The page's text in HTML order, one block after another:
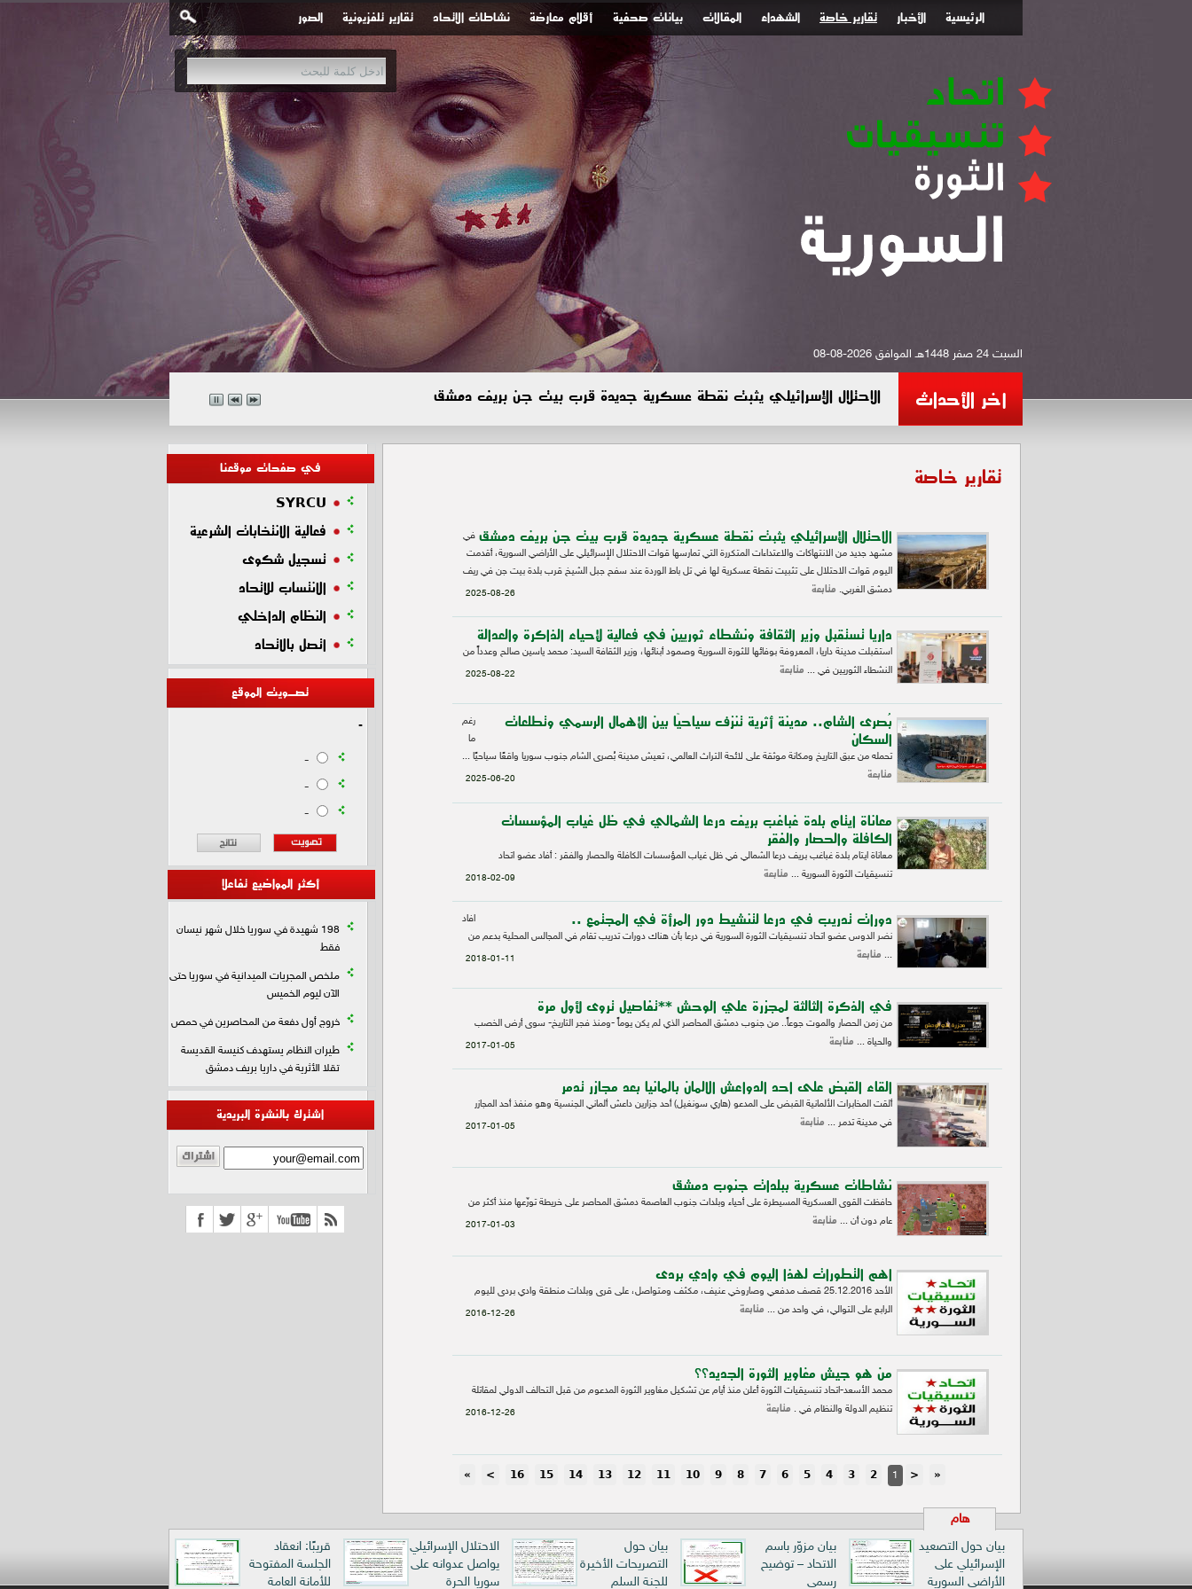
الرئيسية الأخبار تقارير خاصة الشهداء المقالات بيانات صحفية أقلام معارضة نشاطات الاتحاد تقارير تلفزيونية الصور
السبت 24 صفر 1448هـ الموافق 2026-08-08
آخر الأحداث الاحتلال الإسرائيلي يثبت نقطة عسكرية جديدة قرب بيت جن بريف دمشق
تقارير خاصة
الاحتلال الإسرائيلي يثبت نقطة عسكرية جديدة قرب بيت جن بريف دمشق في
مشهد جديد من الانتهاكات والاعتداءات المتكررة التي تمارسها قوات الاحتلال الإسرائيلي على الأراضي السورية، أقدمت
اليوم قوات الاحتلال على تثبيت نقطة عسكرية لها في تل باط الوردة عند سفح جبل الشيخ قرب بلدة بيت جن في ريف
دمشق الغربي. متابعة 2025-08-26
داريا تستقبل وزير الثقافة ونشطاء ثوريين في فعالية لإحياء الذاكرة والعدالة
استقبلت مدينة داريا، المعروفة بوفائها للثورة السورية وصمود أبنائها، وزير الثقافة السيد: محمد ياسين صالح وعدداً من
النشطاء الثوريين في ... متابعة 2025-08-22
بُصرى الشام.. مدينة أثرية تنزف سياحيًا بين الإهمال الرسمي وتطلعات
السكان
رغم
ما
تحمله من عبق التاريخ ومكانة موثقة على لائحة التراث العالمي، تعيش مدينة بُصرى الشام جنوب سوريا واقعًا سياحيًا ...
متابعة 2025-06-20
معاناة ايتام بلدة غباغب بريف درعا الشمالي في ظل غياب المؤسسات
الكافلة والحصار والفقر
معاناة ايتام بلدة غباغب بريف درعا الشمالي في ظل غياب المؤسسات الكافلة والحصار والفقر : أفاد عضو اتحاد
تنسيقيات الثورة السورية ... متابعة 2018-02-09
دورات تدريب في درعا لتنشيط دور المرأة في المجتمع ..
افاد
نضر الدوس عضو اتحاد تنسيقيات الثورة السورية في درعا بأن هناك دورات تدريب تقام في المجالس المحلية بدعم من
... متابعة 2018-01-11
في الذكرة الثالثة لمجزرة علي الوحش **تفاصيل تروى لأول مرة
من زمن الحصار والموت جوعاً.. من جنوب دمشق المحاصر الذي لم يكن يوماً -ومنذ فجر التاريخ- سوى أرض الخصب
والحياة ... متابعة 2017-01-05
القاء القبض على احد الدواعش الالمان بالمانيا بعد مجازر تدمر
ألقت المخابرات الألمانية القبض على المدعو (هاري سونغيل) أحد جزارين داعش ألماني الجنسية وهو منفذ أحد المجازر
في مدينة تدمر ... متابعة 2017-01-05
نشاطات عسكرية ببلدات جنوب دمشق
حافظت القوى العسكرية المسيطرة على أحياء وبلدات جنوب العاصمة دمشق المحاصر على خريطة توزّعها منذ أكثر من
عام دون أن ... متابعة 2017-01-03
اهم التطورات لهذا اليوم في وادي بردى
الأحد 25.12.2016 قصف مدفعي وصاروخي عنيف، مكثف ومتواصل، على قرى وبلدات منطقة وادي بردى لليوم
الرابع على التوالي، في واحد من ... متابعة 2016-12-26
من هو جيش مغاوير الثورة الجديد؟؟
محمد الأسعد-اتحاد تنسيقيات الثورة أعلن منذ أيام عن تشكيل مغاوير الثورة المدعوم من قبل التحالف الدولي لمقاتلة
تنظيم الدولة والنظام في . متابعة 2016-12-26
«
<
1
2
3
4
5
6
7
8
9
10
11
12
13
14
15
16
>
»
في صفحات موقعنا
SYRCU
فعالية الانتخابات الشرعية
تسجيل شكوى
الانتساب للاتحاد
النظام الداخلي
اتصل بالاتحاد
تصـويت الموقع
-
-
-
-
أكثر المواضيع تفاعلا
198 شهيدة في سوريا خلال شهر نيسان
فقط
ملخص المجريات الميدانية في سوريا حتى
الآن ليوم الخميس
خروج أول دفعة من المحاصرين في حمص
طيران النظام يستهدف كنيسة القديسة
تقلا الأثرية في داريا بريف دمشق
اشترك بالنشرة البريدية
هام
بيان حول التصعيد
الإسرائيلي على
الأراضي السورية
بيان مزوّر باسم
الاتحاد – توضيح
رسمي
بيان حول
التصريحات الأخيرة
للجنة السلم
الاحتلال الإسرائيلي
يواصل عدوانه على
سوريا الحرة
قريبًا: انعقاد
الجلسة المفتوحة
للأمانة العامة